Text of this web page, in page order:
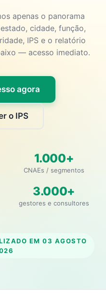
apenas o panorama
cidade, função,
IPS e o relatório
— acesso imediato.
agora
o IPS
1.000+
CNAEs / segmentos
3.000+
gestores e consultores
EM 03 AGOSTO